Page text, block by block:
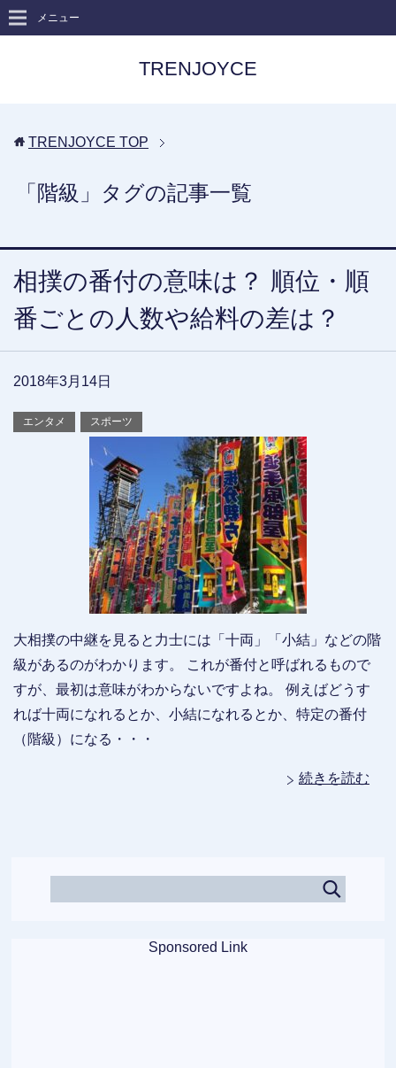
TRENJOYCE
メニュー
TRENJOYCE TOP
「階級」タグの記事一覧
相撲の番付の意味は？ 順位・順
番ごとの人数や給料の差は？
2018年3月14日
エンタメ スポーツ
大相撲の中継を見ると力士には「十両」「小結」などの階
級があるのがわかります。 これが番付と呼ばれるもので
すが、最初は意味がわからないですよね。 例えばどうす
れば十両になれるとか、小結になれるとか、特定の番付
（階級）になる・・・
続きを読む
Sponsored Link